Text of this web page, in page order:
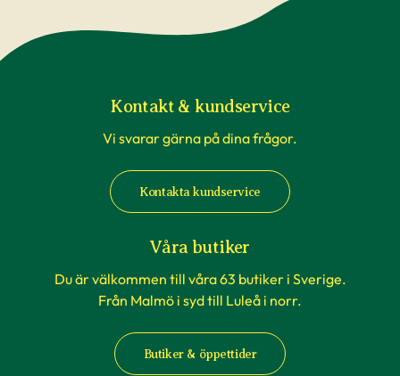
Kontakt & kundservice
Vi svarar gärna på dina frågor.
Kontakta kundservice
Våra butiker
Du är välkommen till våra 63 butiker i Sverige.
Från Malmö i syd till Luleå i norr.
Butiker & öppettider